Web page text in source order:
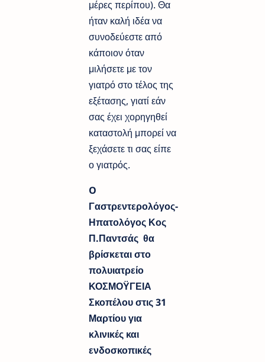
μέρες περίπου). Θα
ήταν καλή ιδέα να
συνοδεύεστε από
κάποιον όταν
μιλήσετε με τον
γιατρό στο τέλος της
εξέτασης, γιατί εάν
σας έχει χορηγηθεί
καταστολή μπορεί να
ξεχάσετε τι σας είπε
ο γιατρός.
O
Γαστρεντερολόγος-
Ηπατολόγος Κος
Π.Παντσάς θα
βρίσκεται στο
πολυιατρείο
ΚΟΣΜΟΫΓΕΙΑ
Σκοπέλου στις 31
Μαρτίου για
κλινικές και
ενδοσκοπικές